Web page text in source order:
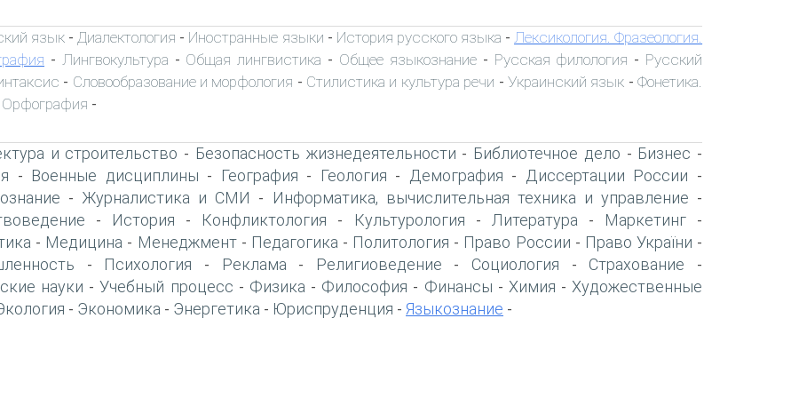
язык - Диалектология - Иностранные языки - История русского языка - Лексикология. Фразеология.
- Лингвокультура - Общая лингвистика - Общее языкознание- Русская филология - Русский
- Словообразование и морфология - Стилистика и культура речи - Украинский язык - Фонетика.
Орфография -
и строительство - Безопасность жизнедеятельности - Библиотечное дело - Бизнес -
- Военные дисциплины - География - Геология - Демография - Диссертации России -
- Журналистика и СМИ - Информатика, вычислительная техника и управление -
- История - Конфликтология - Культурология - Литература - Маркетинг-
- Медицина - Менеджмент- Педагогика - Политология - Право России - Право України -
- Психология - Реклама - Религиоведение - Социология - Страхование -
науки -Учебный процесс - Физика - Философия - Финансы - Химия - Художественные
- Экономика - Энергетика - Юриспруденция - Языкознание -